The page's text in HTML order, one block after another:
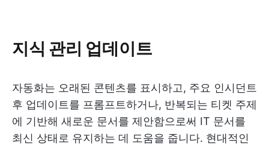
지식 관리 업데이트
자동화는 오래된 콘텐츠를 표시하고, 주요 인시던트
후 업데이트를 프롬프트하거나, 반복되는 티켓 주제
에 기반해 새로운 문서를 제안함으로써 IT 문서를
최신 상태로 유지하는 데 도움을 줍니다. 현대적인